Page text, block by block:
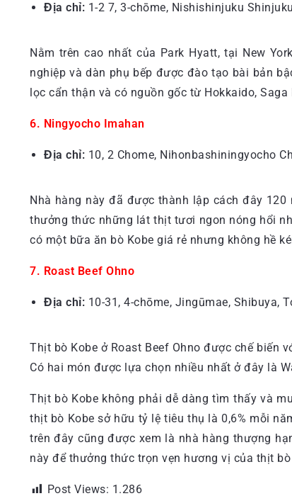
Địa chỉ: 1-2 7, 3-chōme, Nishishinjuku
Nằm trên cao nhất của Park Hyatt, tại New
nghiệp và dàn phụ bếp được đào tạo bài bản
lọc cẩn thận và có nguồn gốc từ Hokkaido,
6. Ningyocho Imahan
Địa chỉ: 10, 2 Chome, Nihonbashiningyocho
Nhà hàng này đã được thành lập cách đây
thưởng thức những lát thịt tươi ngon nóng hổi
có một bữa ăn bò Kobe giá rẻ nhưng không hề
7. Roast Beef Ohno
Địa chỉ: 10-31, 4-chōme, Jingūmae, Shibuya,
Thịt bò Kobe ở Roast Beef Ohno được chế biến
Có hai món được lựa chọn nhiều nhất ở đây là
Thịt bò Kobe không phải dễ dàng tìm thấy và
thịt bò Kobe sở hữu tỷ lệ tiêu thụ là 0,6% mỗi
trên đây cũng được xem là nhà hàng thượng
này để thưởng thức trọn vẹn hương vị của thịt bò
Post Views: 1.286